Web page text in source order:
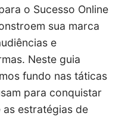
o Sucesso Online
sua marca
e
Neste guia
fundo nas táticas
para conquistar
estratégias de